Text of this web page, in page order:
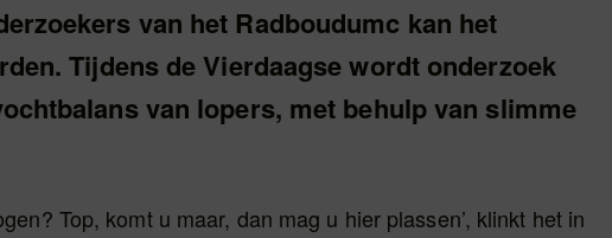
van het Radboudumc kan het
Tijdens de Vierdaagse wordt onderzoek
van lopers, met behulp van slimme
Top, komt u maar, dan mag u hier plassen’, klinkt het in